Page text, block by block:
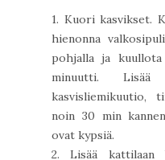
1. Kuori kasvikset.
hienonna
pohjalla ja kuullota
minuutti.
kasvisliemikuutio,
noin 30 min
ovat kypsiä.
2. Lisää kattilaan